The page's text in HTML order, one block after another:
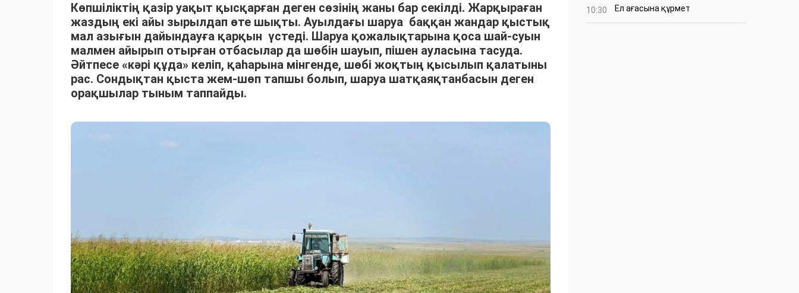
Көпшіліктің қазір уақыт қысқарған деген сөзінің жаны бар секілді. Жарқыраған
жаздың екі айы зырылдап өте шықты. Ауылдағы шаруа баққан жандар қыстық
мал азығын дайындауға қарқын үстеді. Шаруа қожалықтарына қоса шай-суын
малмен айырып отырған отбасылар да шөбін шауып, пішен ауласына тасуда.
Әйтпесе «кәрі құда» келіп, қаһарына мінгенде, шөбі жоқтың қысылып қалатыны
рас. Сондықтан қыста жем-шөп тапшы болып, шаруа шатқаяқтанбасын деген
орақшылар тыным таппайды.
10:30 Ел ағасына құрмет